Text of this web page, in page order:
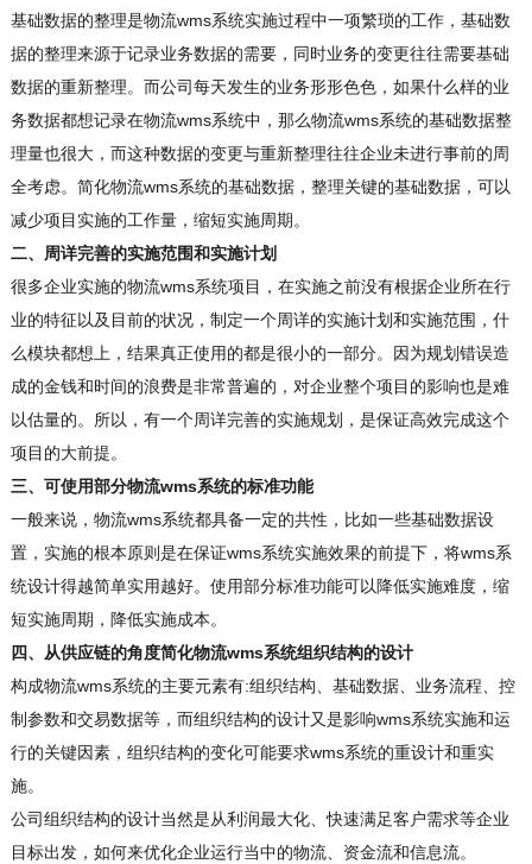
基础数据的整理是物流wms系统实施过程中一项繁琐的工作，基础数
据的整理来源于记录业务数据的需要，同时业务的变更往往需要基础
数据的重新整理。而公司每天发生的业务形形色色，如果什么样的业
务数据都想记录在物流wms系统中，那么物流wms系统的基础数据整
理量也很大，而这种数据的变更与重新整理往往企业未进行事前的周
全考虑。简化物流wms系统的基础数据，整理关键的基础数据，可以
减少项目实施的工作量，缩短实施周期。
二、周详完善的实施范围和实施计划
很多企业实施的物流wms系统项目，在实施之前没有根据企业所在行
业的特征以及目前的状况，制定一个周详的实施计划和实施范围，什
么模块都想上，结果真正使用的都是很小的一部分。因为规划错误造
成的金钱和时间的浪费是非常普遍的，对企业整个项目的影响也是难
以估量的。所以，有一个周详完善的实施规划，是保证高效完成这个
项目的大前提。
三、可使用部分物流wms系统的标准功能
一般来说，物流wms系统都具备一定的共性，比如一些基础数据设
置，实施的根本原则是在保证wms系统实施效果的前提下，将wms系
统设计得越简单实用越好。使用部分标准功能可以降低实施难度，缩
短实施周期，降低实施成本。
四、从供应链的角度简化物流wms系统组织结构的设计
构成物流wms系统的主要元素有:组织结构、基础数据、业务流程、控
制参数和交易数据等，而组织结构的设计又是影响wms系统实施和运
行的关键因素，组织结构的变化可能要求wms系统的重设计和重实
施。
公司组织结构的设计当然是从利润最大化、快速满足客户需求等企业
目标出发，如何来优化企业运行当中的物流、资金流和信息流。